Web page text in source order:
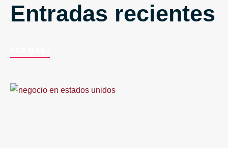
Entradas recientes